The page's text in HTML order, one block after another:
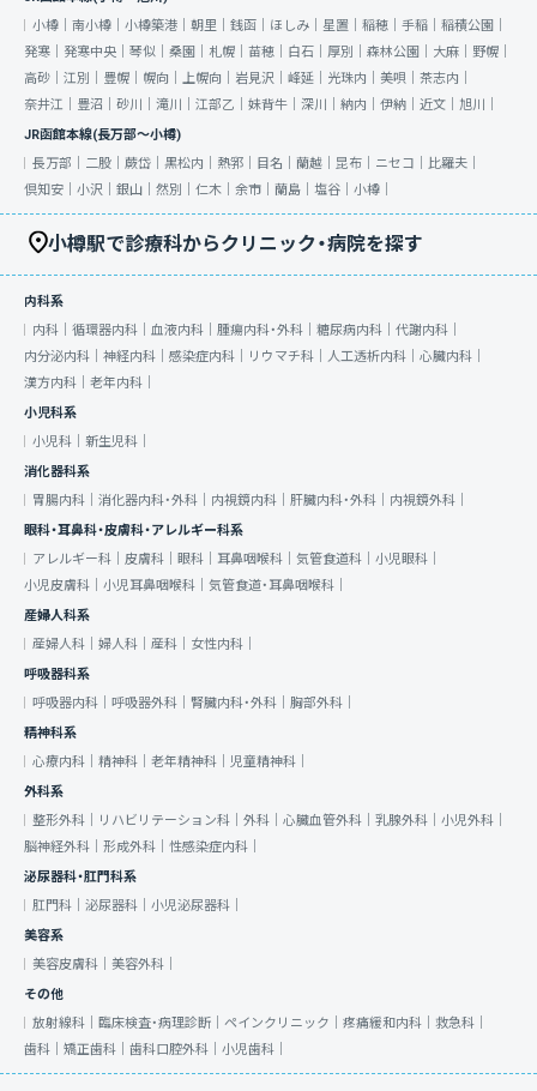
小樽｜ 南小樽｜ 小樽築港｜ 朝里｜ 銭函｜ ほしみ｜ 星置｜ 稲穂｜ 手稲｜ 稲積公園｜
発寒｜ 発寒中央｜ 琴似｜ 桑園｜ 札幌｜ 苗穂｜ 白石｜ 厚別｜ 森林公園｜ 大麻｜ 野幌｜
高砂｜ 江別｜ 豊幌｜ 幌向｜ 上幌向｜ 岩見沢｜ 峰延｜ 光珠内｜ 美唄｜ 茶志内｜
奈井江｜ 豊沼｜ 砂川｜ 滝川｜ 江部乙｜ 妹背牛｜ 深川｜ 納内｜ 伊納｜ 近文｜ 旭川｜
JR函館本線(長万部～小樽)
長万部｜ 二股｜ 蕨岱｜ 黒松内｜ 熱郛｜ 目名｜ 蘭越｜ 昆布｜ ニセコ｜ 比羅夫｜
倶知安｜ 小沢｜ 銀山｜ 然別｜ 仁木｜ 余市｜ 蘭島｜ 塩谷｜ 小樽｜
小樽駅で診療科からクリニック・病院を探す
内科系
内科｜ 循環器内科｜ 血液内科｜ 腫瘍内科・外科｜ 糖尿病内科｜ 代謝内科｜
内分泌内科｜ 神経内科｜ 感染症内科｜ リウマチ科｜ 人工透析内科｜ 心臓内科｜
漢方内科｜ 老年内科｜
小児科系
小児科｜ 新生児科｜
消化器科系
胃腸内科｜ 消化器内科・外科｜ 内視鏡内科｜ 肝臓内科・外科｜ 内視鏡外科｜
眼科・耳鼻科・皮膚科・アレルギー科系
アレルギー科｜ 皮膚科｜ 眼科｜ 耳鼻咽喉科｜ 気管食道科｜ 小児眼科｜
小児皮膚科｜ 小児耳鼻咽喉科｜ 気管食道・耳鼻咽喉科｜
産婦人科系
産婦人科｜ 婦人科｜ 産科｜ 女性内科｜
呼吸器科系
呼吸器内科｜ 呼吸器外科｜ 腎臓内科・外科｜ 胸部外科｜
精神科系
心療内科｜ 精神科｜ 老年精神科｜ 児童精神科｜
外科系
整形外科｜
リハビリテーション科｜ 外科｜ 心臓血管外科｜ 乳腺外科｜ 小児外科｜
脳神経外科｜ 形成外科｜ 性感染症内科｜
泌尿器科・肛門科系
肛門科｜ 泌尿器科｜ 小児泌尿器科｜
美容系
美容皮膚科｜ 美容外科｜
その他
放射線科｜ 臨床検査・病理診断｜ ペインクリニック｜ 疼痛緩和内科｜ 救急科｜
歯科｜ 矯正歯科｜ 歯科口腔外科｜ 小児歯科｜